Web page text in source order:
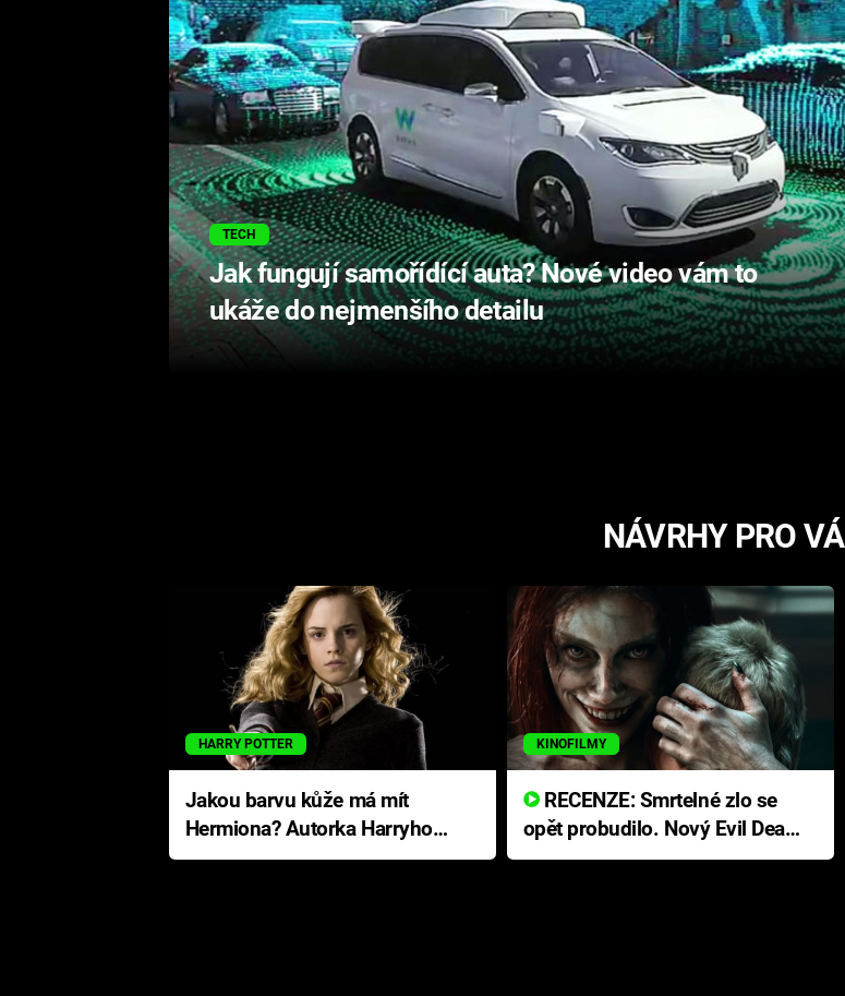
TECH
Jak fungují samořídící auta? Nové video vám to
ukáže do nejmenšího detailu
NÁVRHY PRO
HARRY POTTER
Jakou barvu kůže má mít
Hermiona? Autorka Harryho
Pottera přišla s ráznou
KINOFILMY
RECENZE: Smrtelné zlo se
opět probudilo. Nový Evil Dead
přichází s neodolatelnou